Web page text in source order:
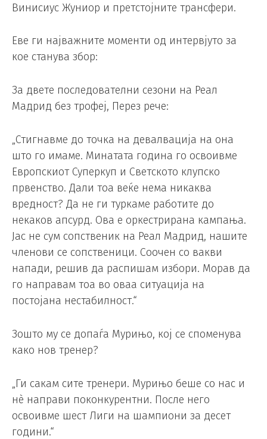
Винисиус Жуниор и претстојните трансфери.
Еве ги најважните моменти од интервјуто за
кое станува збор:
За двете последователни сезони на Реал
Мадрид без трофеј, Перез рече:
„Стигнавме до точка на девалвација на она
што го имаме. Минатата година го освоивме
Европскиот Суперкуп и Светското клупско
првенство. Дали тоа веќе нема никаква
вредност? Да не ги туркаме работите до
некаков апсурд. Ова е оркестрирана кампања.
Јас не сум сопственик на Реал Мадрид, нашите
членови се сопственици. Соочен со вакви
напади, решив да распишам избори. Морав да
го направам тоа во оваа ситуација на
постојана нестабилност.“
Зошто му се допаѓа Мурињо, кој се споменува
како нов тренер?
„Ги сакам сите тренери. Мурињо беше со нас и
нè направи поконкурентни. После него
освоивме шест Лиги на шампиони за десет
години.“